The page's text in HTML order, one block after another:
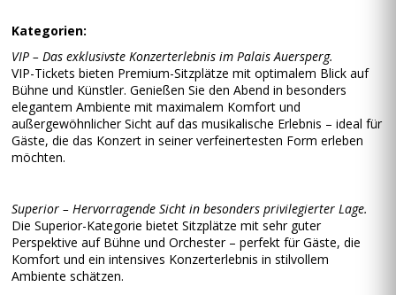
Kategorien:
VIP – Das exklusivste Konzerterlebnis im Palais Auersperg.
VIP-Tickets bieten Premium-Sitzplätze mit optimalem Blick auf
Bühne und Künstler. Genießen Sie den Abend in besonders
elegantem Ambiente mit maximalem Komfort und
außergewöhnlicher Sicht auf das musikalische Erlebnis – ideal für
Gäste, die das Konzert in seiner verfeinertesten Form erleben
möchten.
Superior – Hervorragende Sicht in besonders privilegierter Lage.
Die Superior-Kategorie bietet Sitzplätze mit sehr guter
Perspektive auf Bühne und Orchester – perfekt für Gäste, die
Komfort und ein intensives Konzerterlebnis in stilvollem
Ambiente schätzen.